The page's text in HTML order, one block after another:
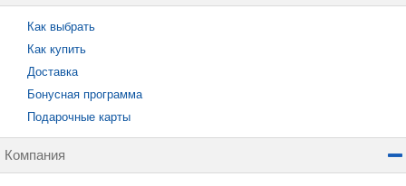
Как выбрать
Как купить
Доставка
Бонусная программа
Подарочные карты
Компания